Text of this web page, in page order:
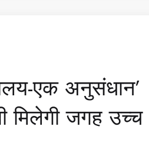
एक अनुसंधान’
जगह उच्च